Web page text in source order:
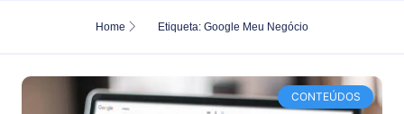
Home Etiqueta: Google Meu Negócio
CONTEÚDOS